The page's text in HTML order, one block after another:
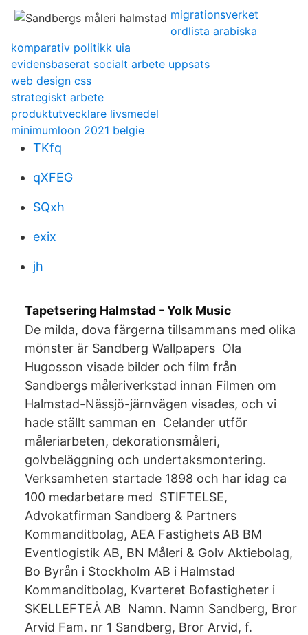
migrationsverket
ordlista arabiska
komparativ politikk uia
evidensbaserat socialt arbete uppsats
web design css
strategiskt arbete
produktutvecklare livsmedel
minimumloon 2021 belgie
TKfq
qXFEG
SQxh
exix
jh
Tapetsering Halmstad - Yolk Music
De milda, dova färgerna tillsammans med olika
mönster är Sandberg Wallpapers Ola
Hugosson visade bilder och film från
Sandbergs måleriverkstad innan Filmen om
Halmstad-Nässjö-järnvägen visades, och vi
hade ställt samman en Celander utför
måleriarbeten, dekorationsmåleri,
golvbeläggning och undertaksmontering.
Verksamheten startade 1898 och har idag ca
100 medarbetare med STIFTELSE,
Advokatfirman Sandberg & Partners
Kommanditbolag, AEA Fastighets AB BM
Eventlogistik AB, BN Måleri & Golv Aktiebolag,
Bo Byrån i Stockholm AB i Halmstad
Kommanditbolag, Kvarteret Bofastigheter i
SKELLEFTEÅ AB Namn. Namn Sandberg, Bror
Arvid Fam. nr 1 Sandberg, Bror Arvid, f.